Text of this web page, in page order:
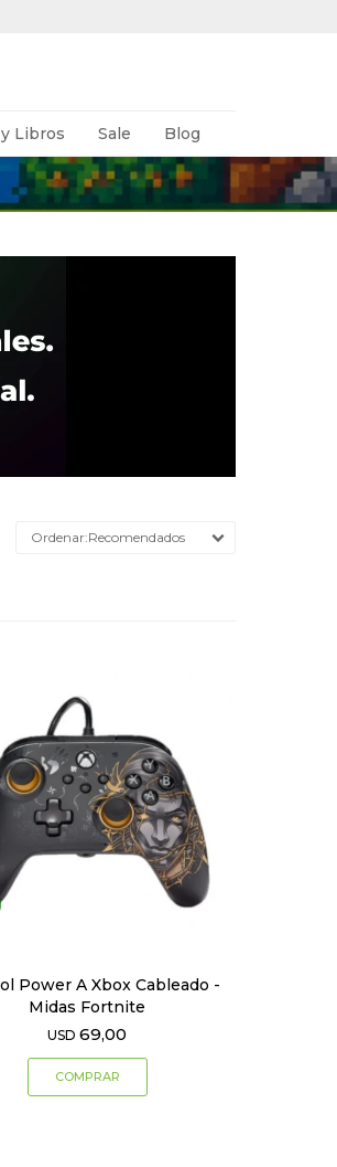
Libros Sale Blog
Recomendados
Power A Xbox Cableado -
Midas Fortnite
USD 69,00